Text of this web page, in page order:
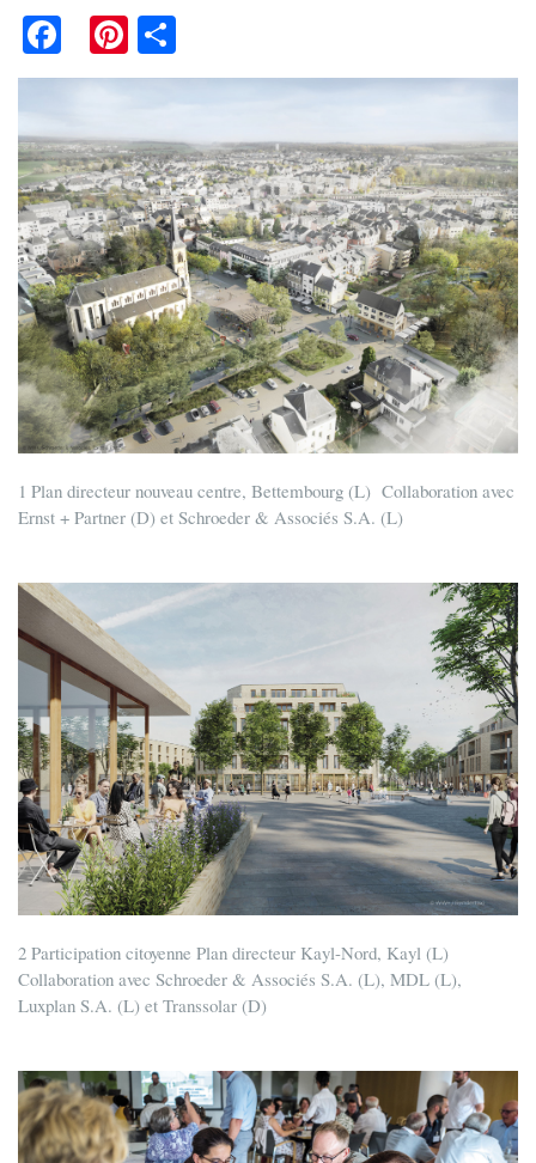
Fa
ce
ok
Pi
nt
er
es
t
ha
re
1 Plan directeur nouveau centre, Bettembourg (L) Collaboration avec
Ernst + Partner (D) et Schroeder & Associés S.A. (L)
2 Participation citoyenne Plan directeur Kayl-Nord, Kayl (L)
Collaboration avec Schroeder & Associés S.A. (L), MDL (L),
Luxplan S.A. (L) et Transsolar (D)